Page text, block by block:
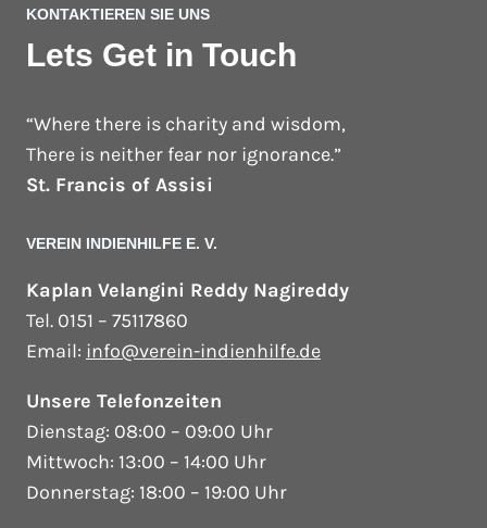
KONTAKTIEREN SIE UNS
Lets Get in Touch
“Where there is charity and wisdom,
There is neither fear nor ignorance.”
St. Francis of Assisi
VEREIN INDIENHILFE E. V.
Kaplan Velangini Reddy Nagireddy
Tel. 0151 – 75117860
Email: info@verein-indienhilfe.de
Unsere Telefonzeiten
Dienstag: 08:00 – 09:00 Uhr
Mittwoch: 13:00 – 14:00 Uhr
Donnerstag: 18:00 – 19:00 Uhr